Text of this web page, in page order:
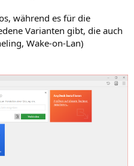
während es für die
Varianten gibt, die auch
Wake-on-Lan)